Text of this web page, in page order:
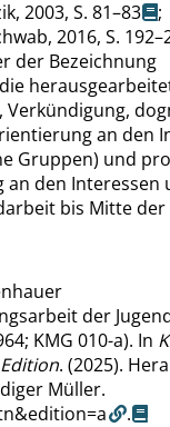
2003, S. 81–83
;
2016, S.
der Bezeichnung
an den
Gruppen) und
an den Interessen
bis Mitte der
der
KMG 010-a). In
. (2025).
Müller.
.